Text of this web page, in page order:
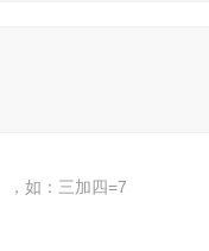
，如：三加四=7